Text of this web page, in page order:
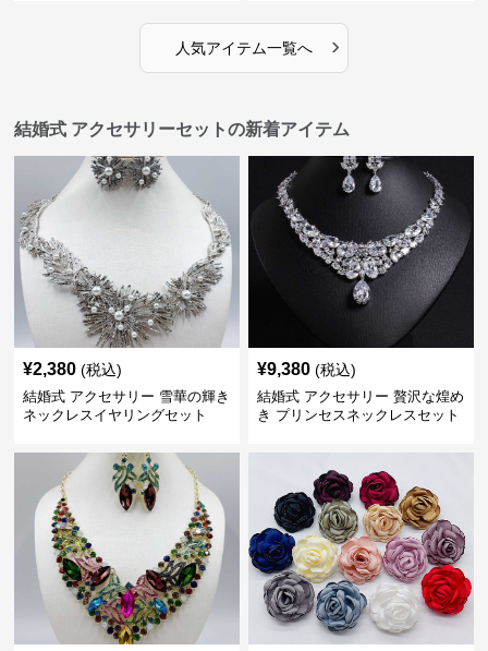
人気アイテム一覧へ ›
結婚式 アクセサリーセットの新着アイテム
¥2,380 (税込)
結婚式 アクセサリー 雪華の輝き
ネックレスイヤリングセット
¥9,380 (税込)
結婚式 アクセサリー 贅沢な煌め
き プリンセスネックレスセット